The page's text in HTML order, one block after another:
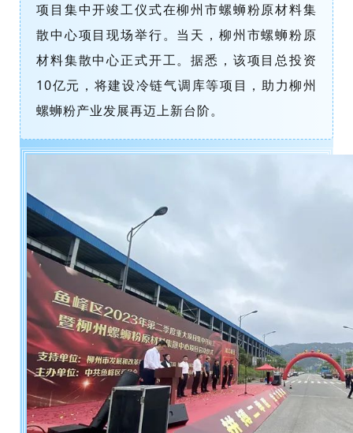
项目集中开竣工仪式在柳州市螺蛳粉原材料集
散中心项目现场举行。当天，柳州市螺蛳粉原
材料集散中心正式开工。据悉，该项目总投资
10亿元，将建设冷链气调库等项目，助力柳州
螺蛳粉产业发展再迈上新台阶。